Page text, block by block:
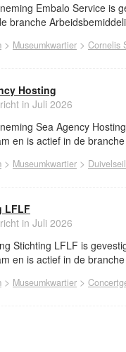
Embalo Service is
branche
> Museumkwartier > Cornelis
Hosting
in Juli 2026
Sea Agency
en is actief in de
> Museumkwartier >
LFLF
in Juli 2026
Stichting LFLF is
en is actief in de
> Museumkwartier >